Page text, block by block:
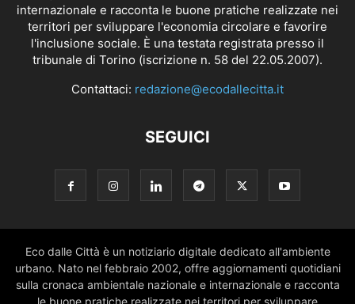
internazionale e racconta le buone pratiche realizzate nei
territori per sviluppare l'economia circolare e favorire
l'inclusione sociale. È una testata registrata presso il
tribunale di Torino (iscrizione n. 58 del 22.05.2007).
Contattaci: redazione@ecodallecitta.it
SEGUICI
Eco dalle Città è un notiziario digitale dedicato all'ambiente
urbano. Nato nel febbraio 2002, offre aggiornamenti quotidiani
sulla cronaca ambientale nazionale e internazionale e racconta
le buone pratiche realizzate nei territori per sviluppare